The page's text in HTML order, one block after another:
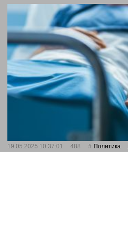
19.05.2025 10:37:01 488 Политика